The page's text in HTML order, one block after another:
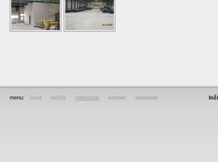
menu: úvod služby referencie kontakt download